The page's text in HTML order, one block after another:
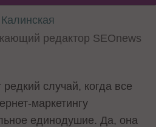
редактор SEOnews
случай, когда все
маркетингу
единодушие. Да, она